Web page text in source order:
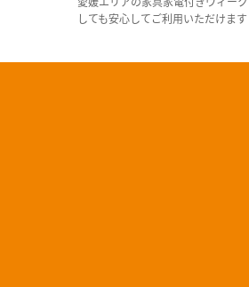
しても安心してご利用いただけま